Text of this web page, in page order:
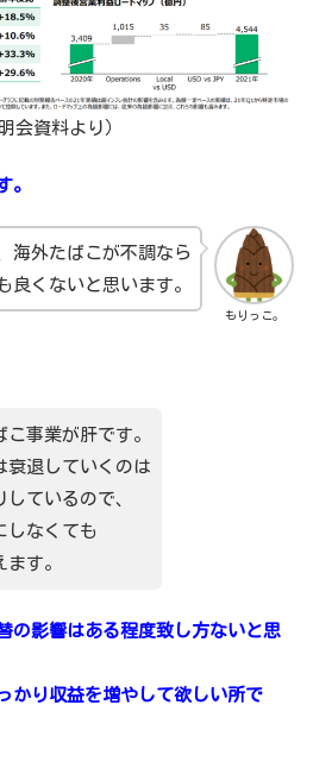
会資料より）
。
もりっこ。
海外たばこが不調なら
良くないと思います。
こ事業が肝です。
衰退していくのは
ているので、
しなくても
す。
の影響はある程度致し方ないと思
かり収益を増やして欲しい所で